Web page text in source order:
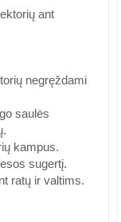
ant
negręždami
saulės
kampus.
sugertį.
ratų ir valtims.